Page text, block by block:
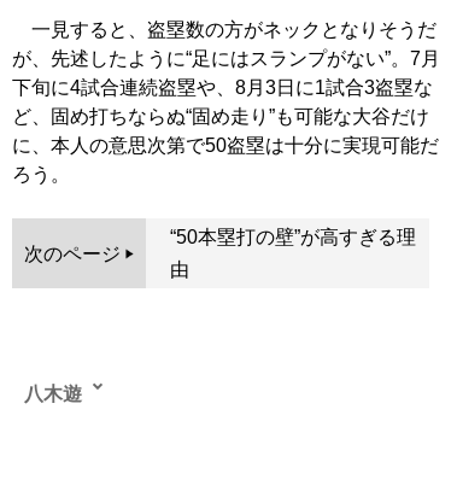
一見すると、盗塁数の方がネックとなりそうだ
が、先述したように“足にはスランプがない”。7月
下旬に4試合連続盗塁や、8月3日に1試合3盗塁な
ど、固め打ちならぬ“固め走り”も可能な大谷だけ
に、本人の意思次第で50盗塁は十分に実現可能だ
ろう。
次のページ
“50本塁打の壁”が高すぎる理
由
八木遊